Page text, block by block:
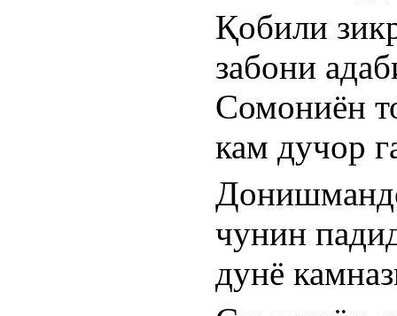
Қобили
забони
Сомониён
кам дучор
чунин
дунё